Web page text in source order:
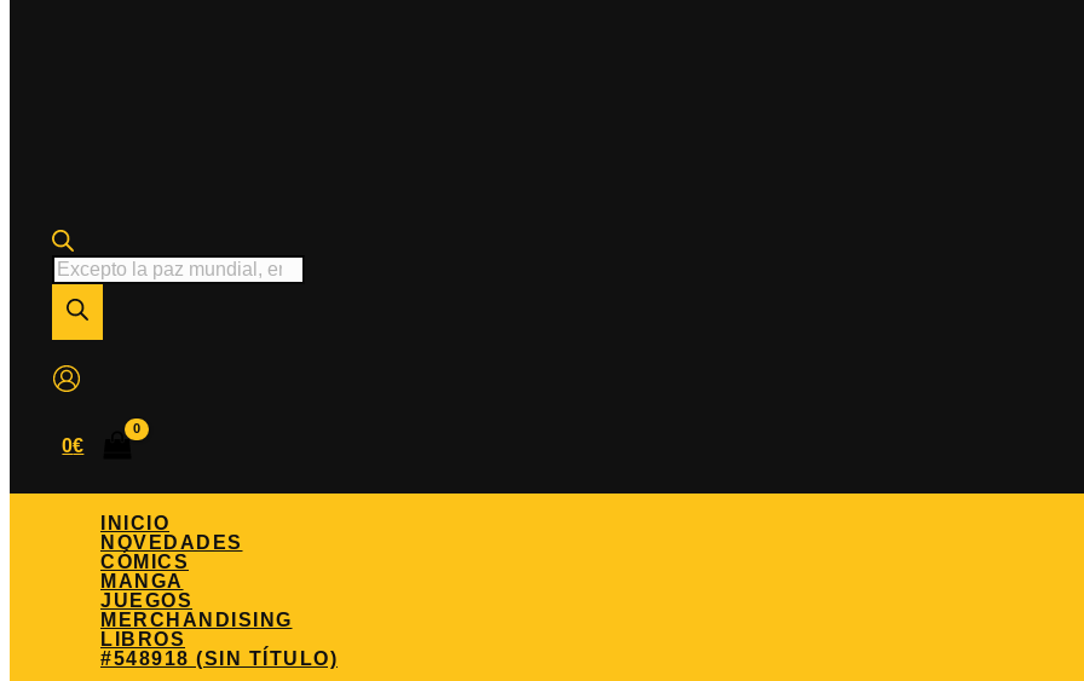
Búsqueda
de
productos
0€
INICIO
NOVEDADES
CÓMICS
MANGA
JUEGOS
MERCHANDISING
LIBROS
#548918 (SIN TÍTULO)